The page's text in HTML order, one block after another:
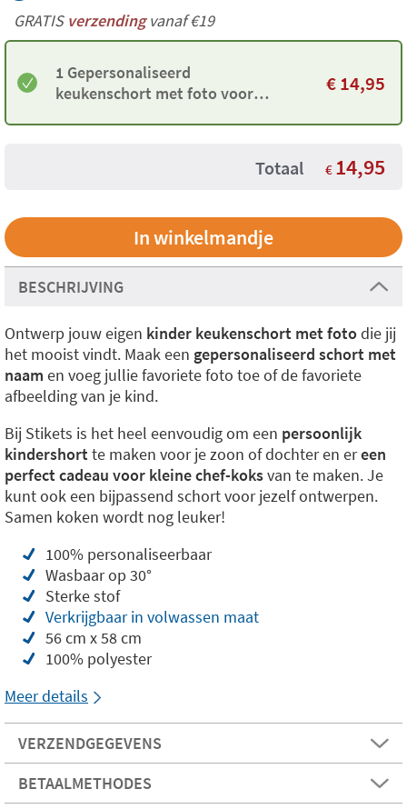
GRATISverzendingvanaf €19
1 Gepersonaliseerd
keukenschort met foto voor
€14,95
Totaal € 14,95
BESCHRIJVING
Ontwerp jouw eigen kinder keukenschort met fotodie jij
het mooist vindt. Maak een gepersonaliseerd schort met
naam en voeg jullie favoriete foto toe of de favoriete
afbeelding van je kind.
Bij Stikets is het heel eenvoudig om een persoonlijk
kindershortte maken voor je zoon of dochter en ereen
perfect cadeau voor kleine chef-koksvan te maken. Je
kunt ook een bijpassend schort voor jezelf ontwerpen.
Samen koken wordt nog leuker!
100% personaliseerbaar
Wasbaar op 30°
Sterke stof
Verkrijgbaar in volwassen maat
56 cm x 58 cm
100% polyester
Meer details
VERZENDGEGEVENS
BETAALMETHODES